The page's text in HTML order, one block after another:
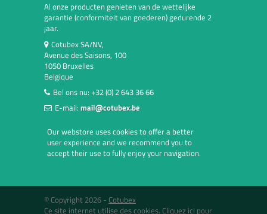
Al onze producten genieten van de wettelijke
garantie (conformiteit van goederen) gedurende 2
jaar.
Cotubex SA/NV,
Avenue des Saisons, 100
1050 Bruxelles
Belgique
Bel ons nu: +32 (0) 2 643 36 66
E-mail: mail@cotubex.be
Our webstore uses cookies to offer a better
user experience and we recommend you to
accept their use to fully enjoy your navigation.
© Copyright 2026 - Cotubex
Ce site internet utilise des cookies. Cliquez ici pour